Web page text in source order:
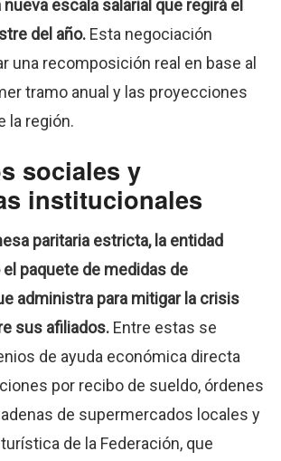
escala salarial que regirá el
del año. Esta negociación
una recomposición real en base al
tramo anual y las proyecciones
la región.
sociales y
institucionales
paritaria estricta, la entidad
paquete de medidas de
administra para mitigar la crisis
sus afiliados. Entre estas se
de ayuda económica directa
por recibo de sueldo, órdenes
de supermercados locales y
de la Federación, que